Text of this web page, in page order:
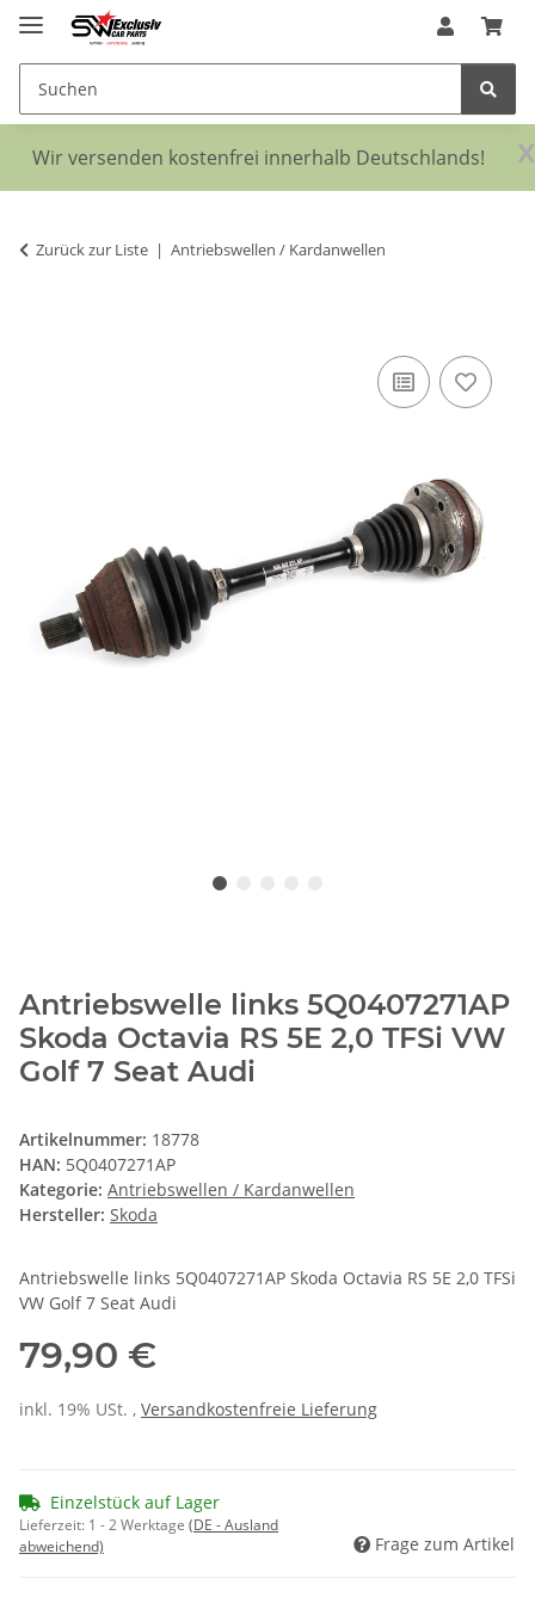
x
Wir versenden kostenfrei innerhalb Deutschlands!
Zurück zur Liste Antriebswellen / Kardanwellen
Antriebswelle links 5Q0407271AP
Skoda Octavia RS 5E 2,0 TFSi VW
Golf 7 Seat Audi
Artikelnummer: 18778
HAN: 5Q0407271AP
Kategorie: Antriebswellen / Kardanwellen
Hersteller: Skoda
Antriebswelle links 5Q0407271AP Skoda Octavia RS 5E 2,0 TFSi
VW Golf 7 Seat Audi
79,90 €
inkl. 19% USt. , Versandkostenfreie Lieferung
Einzelstück auf Lager
Lieferzeit: 1 - 2 Werktage (DE - Ausland
abweichend)
Frage zum Artikel